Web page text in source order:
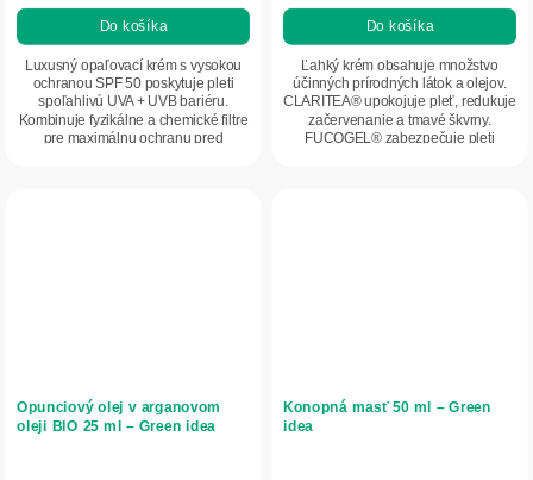
Do košíka
Luxusný opaľovací krém s vysokou
ochranou SPF 50 poskytuje pleti
spoľahlivú UVA + UVB bariéru.
Kombinuje fyzikálne a chemické filtre
pre maximálnu ochranu pred
Do košíka
Ľahký krém obsahuje množstvo
účinných prírodných látok a olejov.
CLARITEA® upokojuje pleť, redukuje
začervenanie a tmavé škvrny.
FUCOGEL® zabezpečuje pleti
Opunciový olej v arganovom
oleji BIO 25 ml – Green idea
Konopná masť 50 ml – Green
idea